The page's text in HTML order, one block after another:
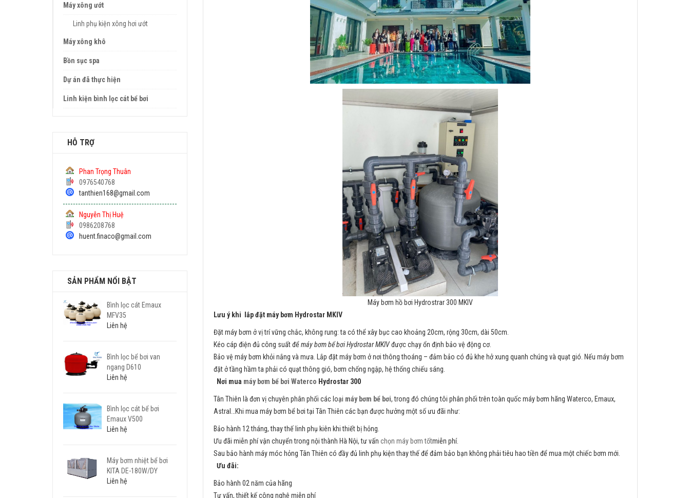
Máy bơm hồ bơi Hydrostrar 300 MKIV
Lưu ý khi lắp đặt máy bơm Hydrostar MKIV
Đặt máy bơm ở vị trí vững chắc, không rung: ta có thể xây bục cao khoảng 20cm, rộng 30cm, dài 50cm.
Kéo cáp điện đủ công suất đểmáy bơm bể bơi Hydrostar MKIVđược chạy ổn định bảo vệ động cơ.
Bảo vệ máy bơm khỏi nắng và mưa. Lắp đặt máy bơm ở nơi thông thoáng – đảm bảo có đủ khe hở xung quanh chúng và quạt gió. Nếu máy bơm
đặt ở tầng hầm ta phải có quạt thông gió, bơm chống ngập, hệ thống chiếu sáng.
Nơi mua máy bơm bể bơi Waterco Hydrostar 300
Tân Thiên là đơn vị chuyên phân phối các loại máy bơm bể bơi, trong đó chúng tôi phân phối trên toàn quốc máy bơm hãng Waterco, Emaux,
Astral…Khi mua máy bơm bể bơi tại Tân Thiên các bạn được hưởng một số ưu đãi như:
Bảo hành 12 tháng, thay thế linh phụ kiên khi thiết bị hỏng.
Ưu đãi miễn phí vận chuyển trong nội thành Hà Nội, tư vấn chọn máy bơm tốtmiễn phí.
Sau bảo hành máy móc hỏng Tân Thiên có đầy đủ linh phụ kiện thay thế để đảm bảo bạn không phải tiêu hao tiền để mua một chiếc bơm mới.
Ưu đãi:
Bảo hành 02 năm của hãng
Tư vấn, thiết kế công nghệ miễn phí
Máy xông ướt
Linh phụ kiện xông hơi ướt
Máy xông khô
Bồn sục spa
Dự án đã thực hiện
Linh kiện bình lọc cát bể bơi
HỖ TRỢ
Phan Trọng Thuân
0976540768
tanthien168@gmail.com
Nguyễn Thị Huệ
0986208768
huent.finaco@gmail.com
SẢN PHẨM NỔI BẬT
Bình lọc cát Emaux
MFV35
Liên hệ
Bình lọc bể bơi van
ngang D610
Liên hệ
Bình lọc cát bể bơi
Emaux V500
Liên hệ
Máy bơm nhiệt bể bơi
KITA DE-180W/DY
Liên hệ